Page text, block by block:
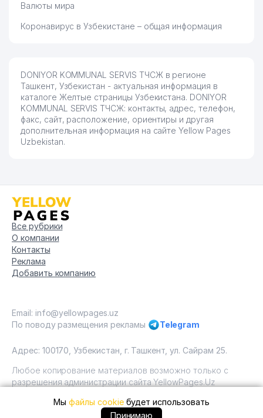
Валюты мира
Коронавирус в Узбекистане – общая информация
DONIYOR KOMMUNAL SERVIS ТЧСЖ в регионе
Ташкент, Узбекистан - актуальная информация в
каталоге Желтые страницы Узбекистана. DONIYOR
KOMMUNAL SERVIS ТЧСЖ: контакты, адрес, телефон,
факс, сайт, расположение, ориентиры и другая
дополнительная информация на сайте Yellow Pages
Uzbekistan.
+99871 ... позвонить
Все рубрики
О компании
Контакты
Реклама
Добавить компанию
Email: info@yellowpages.uz
По поводу размещения рекламы
Telegram
Адрес: 100170, Узбекистан, г. Ташкент, ул. Сайрам 25.
Любое копирование материалов возможно только с
разрешения администрации сайта YellowPages.Uz
Copyright © Yellow Pages Uzbekistan, 2009 - 2026 / ООО
"Yellow Pages". Все права защищены All rights reserved.
Мыфайлы cookieбудет использовать
Принимаю